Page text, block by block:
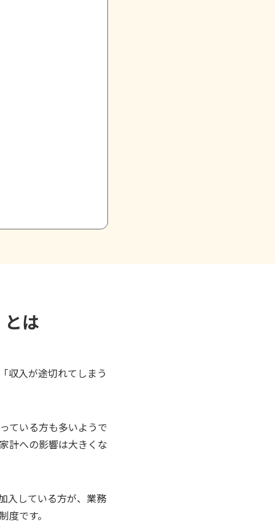
は
収入が途切れてしまう
ている方も多いようで
計への影響は大きくな
入している方が、業務
です。